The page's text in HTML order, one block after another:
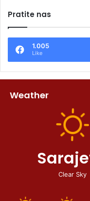
Pratite nas
1.005
Like
Weather
Clear Sky